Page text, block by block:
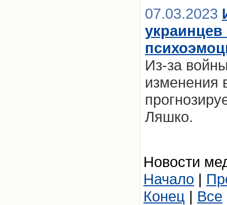
07.03.2023
Из-за
изменения
Ляшко.
Новости
Начало |
Конец | Все